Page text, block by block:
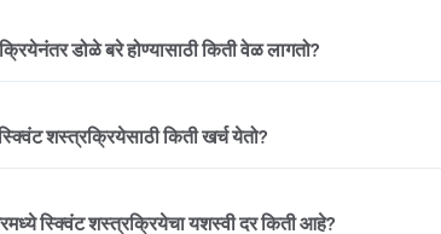
शस्त्रक्रिया फार वेदनादायक नसते. जनरल ऍनेस्थेसिया
संपूर्ण प्रक्रिया अगदी आरामदायी होते. तथापि, शस्त्रक्रियेनंतर
वाटू शकते. जसे तुमचे डोळे बरे होतात तसतसे अस्वस्थता देखील
डोळे बरे होण्यासाठी किती वेळ लागतो?
बरे होण्यासाठी आणि स्क्विंट शस्त्रक्रियेनंतर पूर्ण कार्य प्राप्त
डोळ्यांच्या स्नायूंवर शस्त्रक्रिया केली जात असल्याने,
स्थितीशी जुळवून घेण्यासाठी बराच वेळ लागतो.
शस्त्रक्रियेसाठी किती खर्च येतो?
स्क्विंट नेत्र शस्त्रक्रियेचा खर्च खेचणे आवश्यक असलेल्या
स्क्विंट शस्त्रक्रियेचा यशस्वी दर किती आहे?